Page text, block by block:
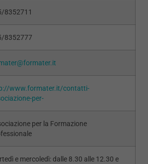
8352711
8352777
www.formater.it/contatti-
per-
per la Formazione
e mercoledì: dalle 8.30 alle 12.30 e